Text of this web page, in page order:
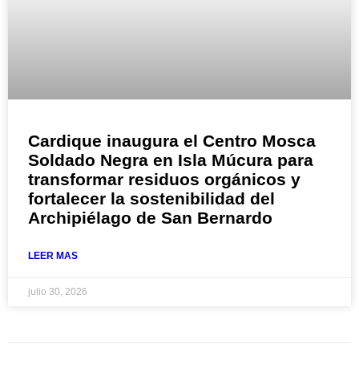
Cardique inaugura el Centro Mosca
Soldado Negra en Isla Múcura para
transformar residuos orgánicos y
fortalecer la sostenibilidad del
Archipiélago de San Bernardo
LEER MAS
julio 30, 2026